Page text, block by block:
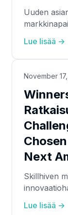
Uuden
Lue lisää →
November
Next
Skillhiven
Lue lisää →